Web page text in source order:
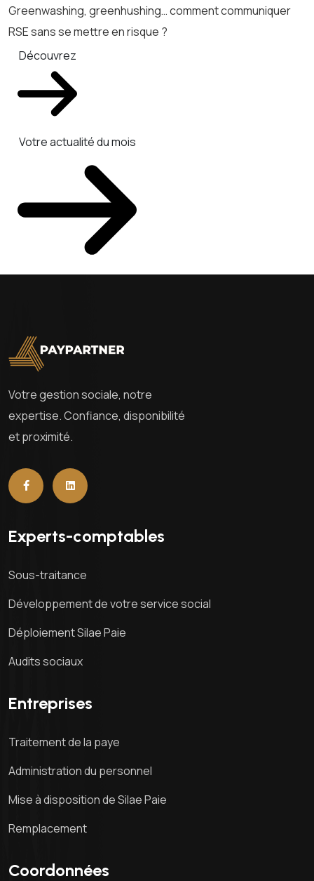
Greenwashing, greenhushing… comment communiquer
RSE sans se mettre en risque ?
Découvrez
Votre actualité du mois
Votre gestion sociale, notre
expertise. Confiance, disponibilité
et proximité.
Experts-comptables
Sous-traitance
Développement de votre service social
Déploiement Silae Paie
Audits sociaux
Entreprises
Traitement de la paye
Administration du personnel
Mise à disposition de Silae Paie
Remplacement
Coordonnées